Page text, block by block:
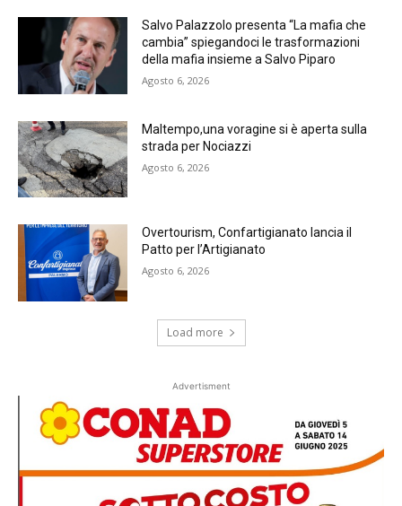
Salvo Palazzolo presenta “La mafia che
cambia” spiegandoci le trasformazioni
della mafia insieme a Salvo Piparo
Agosto 6, 2026
Maltempo,una voragine si è aperta sulla
strada per Nociazzi
Agosto 6, 2026
Overtourism, Confartigianato lancia il
Patto per l’Artigianato
Agosto 6, 2026
Load more
Advertisment